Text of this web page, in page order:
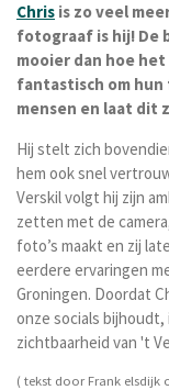
Chris is zo veel
fotograaf is hij! De
mooier dan hoe
fantastisch om
mensen en laat dit
Hij stelt zich
hem ook snel
Verskil volgt hij zijn
zetten met de
foto’s maakt en zij
eerdere ervaringen
Groningen. Doordat
onze socials bijhoudt,
zichtbaarheid van 't
( tekst door Frank elsdijk